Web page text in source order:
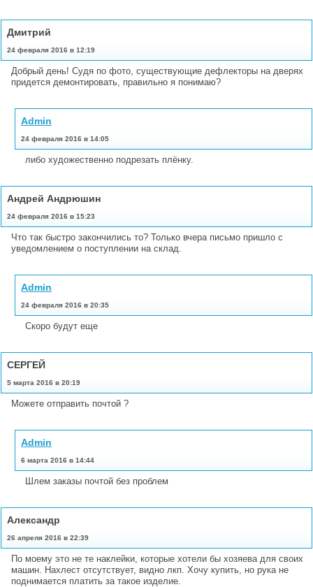
Дмитрий
24 февраля 2016 в 12:19
Добрый день! Судя по фото, существующие дефлекторы на дверях
придется демонтировать, правильно я понимаю?
Admin
24 февраля 2016 в 14:05
либо художественно подрезать плёнку.
Андрей Андрюшин
24 февраля 2016 в 15:23
Что так быстро закончились то? Только вчера письмо пришло с
уведомлением о поступлении на склад.
Admin
24 февраля 2016 в 20:35
Скоро будут еще
СЕРГЕЙ
5 марта 2016 в 20:19
Можете отправить почтой ?
Admin
6 марта 2016 в 14:44
Шлем заказы почтой без проблем
Александр
26 апреля 2016 в 22:39
По моему это не те наклейки, которые хотели бы хозяева для своих
машин. Нахлест отсутствует, видно лкп. Хочу купить, но рука не
поднимается платить за такое изделие.